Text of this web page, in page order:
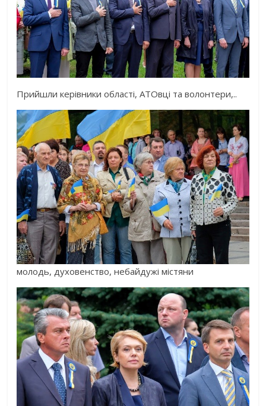
Прийшли керівники області, АТОвці та волонтери,..
молодь, духовенство, небайдужі містяни